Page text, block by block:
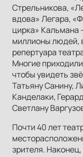
Стрельникова,
вдова» Легара,
цирка» Кальмана
миллионы людей,
репертуара
Многие
чтобы увидеть
Татьяну Санину,
Канделаки,
Светлану
Почти 40 лет
зрителя. Наконец,